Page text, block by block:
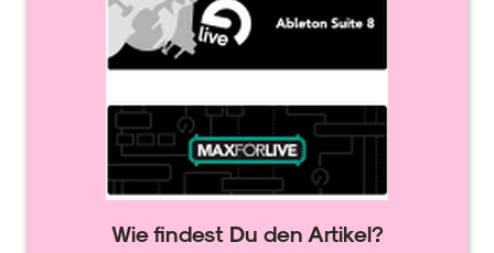
Wie findest Du den Artikel?